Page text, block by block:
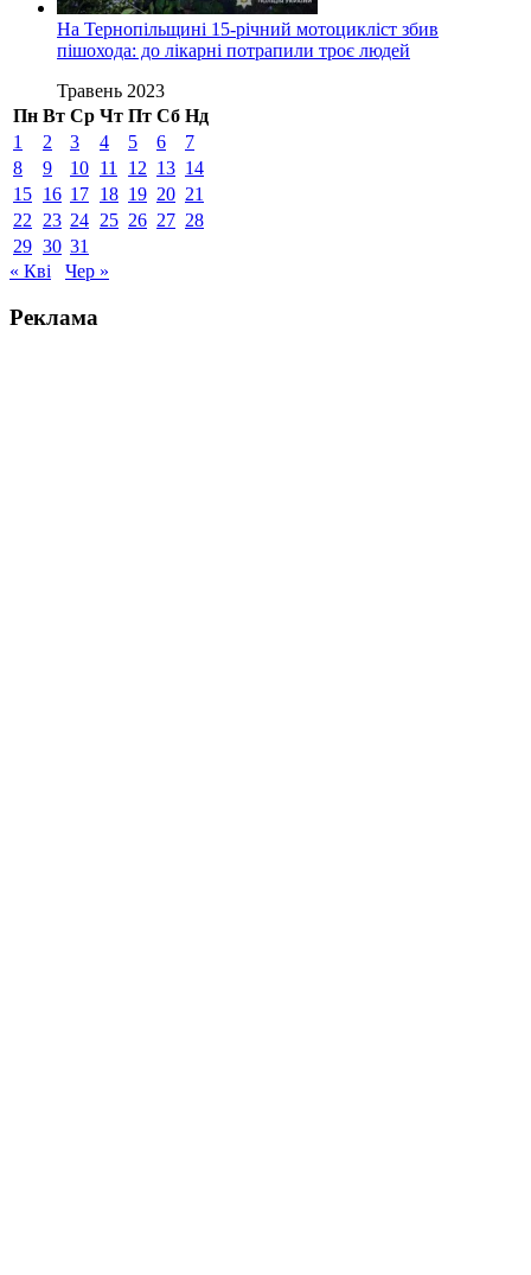
На Тернопільщині 15-річний мотоцикліст збив
пішохода: до лікарні потрапили троє людей
Травень 2023
Пн Вт Ср Чт Пт Сб Нд
1
2 3 4 5 6
7
8
9 10 11 12 13 14
15 16 17 18 19 20 21
22
23 24 25 26 27 28
29 30 31
« Кві
Чер »
Реклама